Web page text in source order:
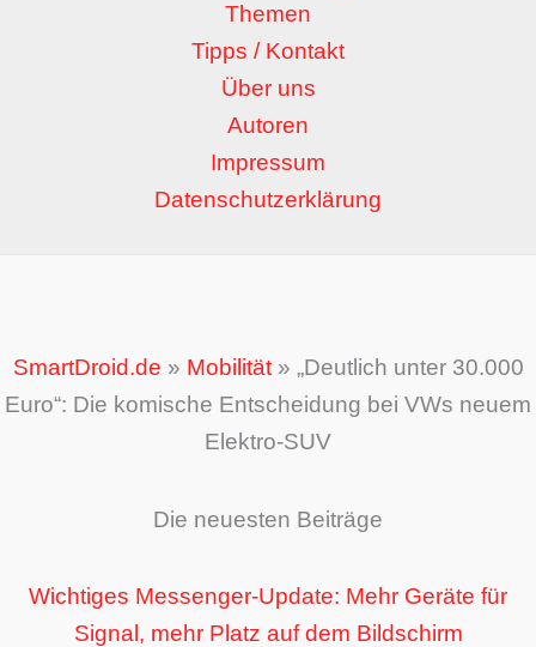
Themen
Tipps / Kontakt
Über uns
Autoren
Impressum
Datenschutzerklärung
SmartDroid.de » Mobilität» „Deutlich unter 30.000
Euro“: Die komische Entscheidung bei VWs neuem
Elektro-SUV
Die neuesten Beiträge
Wichtiges Messenger-Update: Mehr Geräte für
Signal, mehr Platz auf dem Bildschirm